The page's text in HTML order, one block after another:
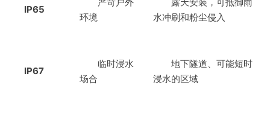
IP65
环境
水冲刷和粉尘侵入
IP67
临时浸水
场合
地下隧道、可能短时
浸水的区域